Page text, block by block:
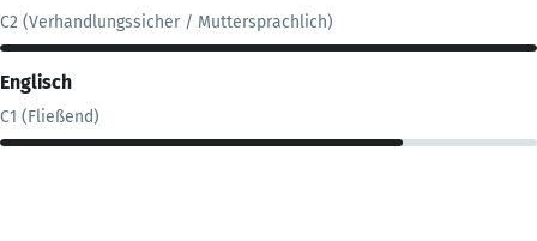
C2 (Verhandlungssicher / Muttersprachlich)
Englisch
C1 (Fließend)